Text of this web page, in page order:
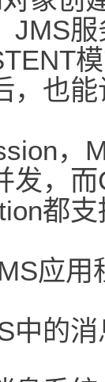
JMS
，也
，
发，
都支
应用
的消